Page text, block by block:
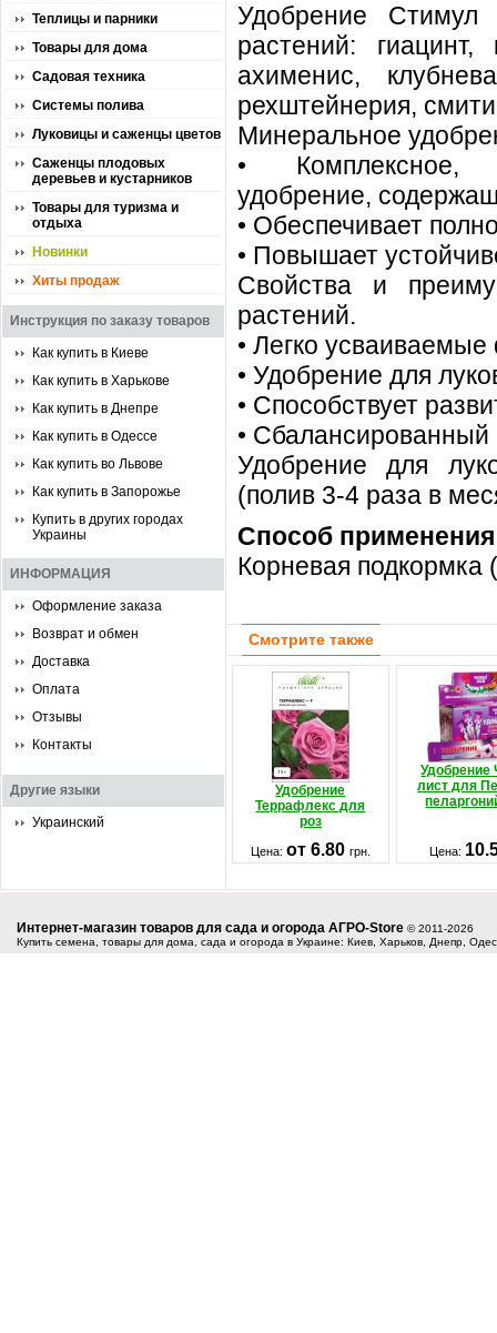
Теплицы и парники
Товары для дома
Садовая техника
Системы полива
Луковицы и саженцы цветов
Саженцы плодовых
деревьев и кустарников
Товары для туризма и
отдыха
Новинки
Хиты продаж
Инструкция по заказу товаров
Как купить в Киеве
Как купить в Харькове
Как купить в Днепре
Как купить в Одессе
Как купить во Львове
Как купить в Запорожье
Купить в других городах
Украины
ИНФОРМАЦИЯ
Оформление заказа
Возврат и обмен
Доставка
Оплата
Отзывы
Контакты
Другие языки
Украинский
Удобрение Стимул
растений:
ахименис,
рехштейнерия,
Минеральное
• Комплексное,
удобрение,
• Обеспечивает
• Повышает
Свойства и
растений.
• Легко
• Удобрение для
• Способствует
• Сбалансированный
Удобрение для
(полив 3-4 раза в
Способ
Корневая подкормка
Смотрите также
Удобрение
Террафлекс для
роз
Удобрение
лист для
Цена: от 6.80 грн. Цена:
Интернет-магазин товаров для сада и огорода АГРО-Store © 2011-2026
Купить семена, товары для дома, сада и огорода в Украине: Киев, Харьков, Днепр,